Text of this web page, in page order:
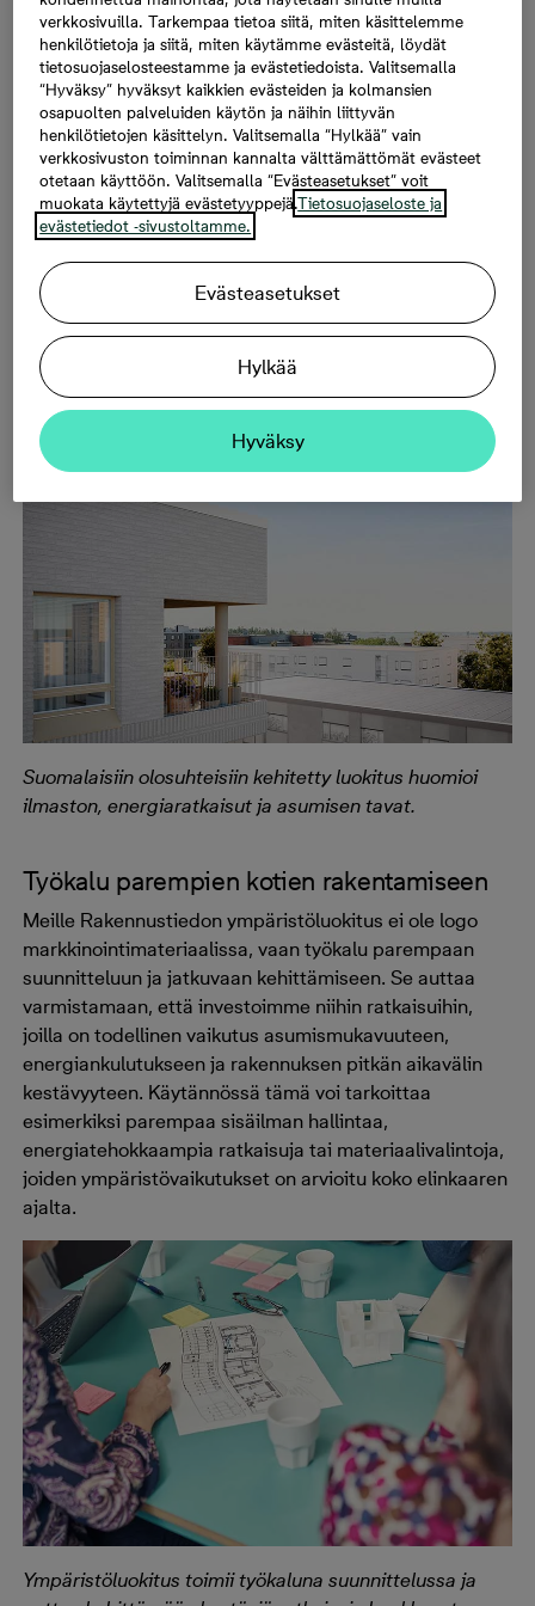
Rakennustiedon ympäristöluokitus ohjaa
suunnittelemaan koteja, jotka toimivat suomalaisissa
sääolosuhteissa ympäri vuoden.
Suomalaisiin olosuhteisiin kehitetty luokitus huomioi
ilmaston, energiaratkaisut ja asumisen tavat.
Työkalu parempien kotien rakentamiseen
Meille Rakennustiedon ympäristöluokitus ei ole logo
markkinointimateriaalissa, vaan työkalu parempaan
suunnitteluun ja jatkuvaan kehittämiseen. Se auttaa
varmistamaan, että investoimme niihin ratkaisuihin,
joilla on todellinen vaikutus asumismukavuuteen,
energiankulutukseen ja rakennuksen pitkän aikavälin
kestävyyteen. Käytännössä tämä voi tarkoittaa
esimerkiksi parempaa sisäilman hallintaa,
energiatehokkaampia ratkaisuja tai materiaalivalintoja,
joiden ympäristövaikutukset on arvioitu koko elinkaaren
ajalta.
Ympäristöluokitus toimii työkaluna suunnittelussa ja
verkkosivuilla. Tarkempaa tietoa siitä, miten käsittelemme
henkilötietoja ja siitä, miten käytämme evästeitä, löydät
tietosuojaselosteestamme ja evästetiedoista. Valitsemalla
“Hyväksy” hyväksyt kaikkien evästeiden ja kolmansien
osapuolten palveluiden käytön ja näihin liittyvän
henkilötietojen käsittelyn. Valitsemalla “Hylkää” vain
verkkosivuston toiminnan kannalta välttämättömät evästeet
otetaan käyttöön. Valitsemalla “Evästeasetukset” voit
muokata käytettyjä evästetyyppejä.Tietosuojaseloste ja
evästetiedot -sivustoltamme.
Evästeasetukset
Hylkää
Hyväksy